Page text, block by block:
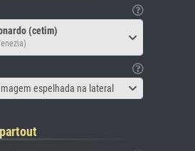
(cetim)
espelhada na lateral